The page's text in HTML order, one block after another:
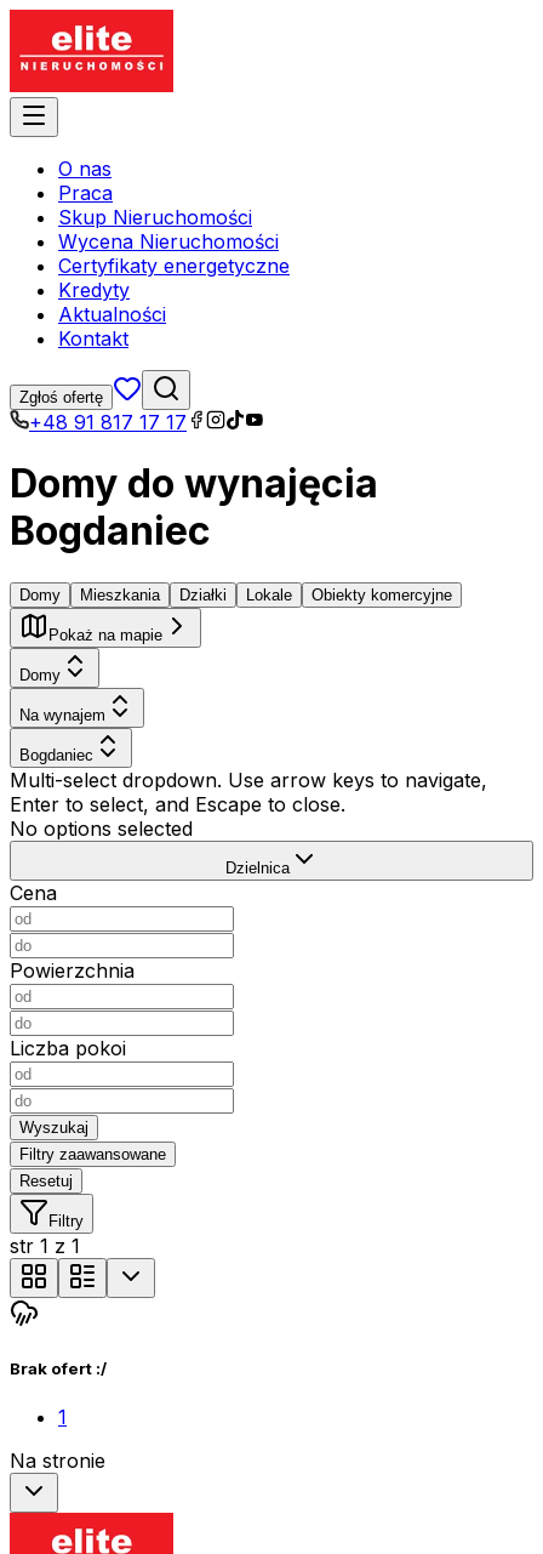
O nas
Praca
Skup Nieruchomości
Wycena Nieruchomości
Certyfikaty energetyczne
Kredyty
Aktualności
Kontakt
Zgłoś ofertę
+48 91 817 17 17
Domy do wynajęcia
Bogdaniec
Domy Mieszkania Działki Lokale Obiekty komercyjne
Pokaż na mapie
Domy
Na wynajem
Bogdaniec
Multi-select dropdown. Use arrow keys to navigate,
Enter to select, and Escape to close.
No options selected
Dzielnica
Cena
Powierzchnia
Liczba pokoi
Wyszukaj
Filtry zaawansowane
Resetuj
Filtry
str 1 z 1
Brak ofert :/
1
Na stronie